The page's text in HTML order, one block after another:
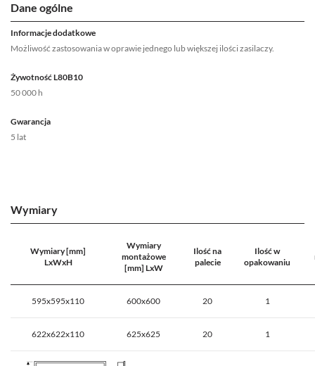
Dane ogólne
Informacje dodatkowe
Możliwość zastosowania w oprawie jednego lub większej ilości zasilaczy.
Żywotność L80B10
50 000 h
Gwarancja
5 lat
Wymiary
Wymiary [mm]
LxWxH
Wymiary
montażowe
[mm] LxW
Ilość na
palecie
Ilość w
opakowaniu
595x595x110 600x600 20 1
622x622x110 625x625 20 1